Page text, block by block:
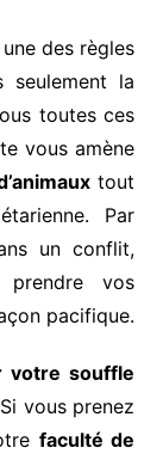
des règles
seulement la
toutes ces
vous amène
tout
Par
un conflit,
vos
pacifique.
votre souffle
vous prenez
faculté de